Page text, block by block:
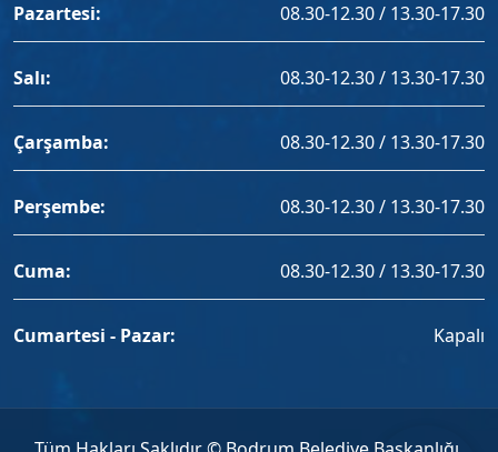
Pazartesi: 08.30-12.30 / 13.30-17.30
Salı: 08.30-12.30 / 13.30-17.30
Çarşamba: 08.30-12.30 / 13.30-17.30
Perşembe: 08.30-12.30 / 13.30-17.30
Cuma: 08.30-12.30 / 13.30-17.30
Cumartesi - Pazar: Kapalı